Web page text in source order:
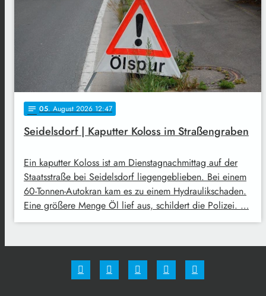
notes 05. August 2026 12:47
Seidelsdorf | Kaputter Koloss im Straßengraben
Ein kaputter Koloss ist am Dienstagnachmittag auf der
Staatsstraße bei Seidelsdorf liegengeblieben. Bei einem
60-Tonnen-Autokran kam es zu einem Hydraulikschaden.
Eine größere Menge Öl lief aus, schildert die Polizei. …